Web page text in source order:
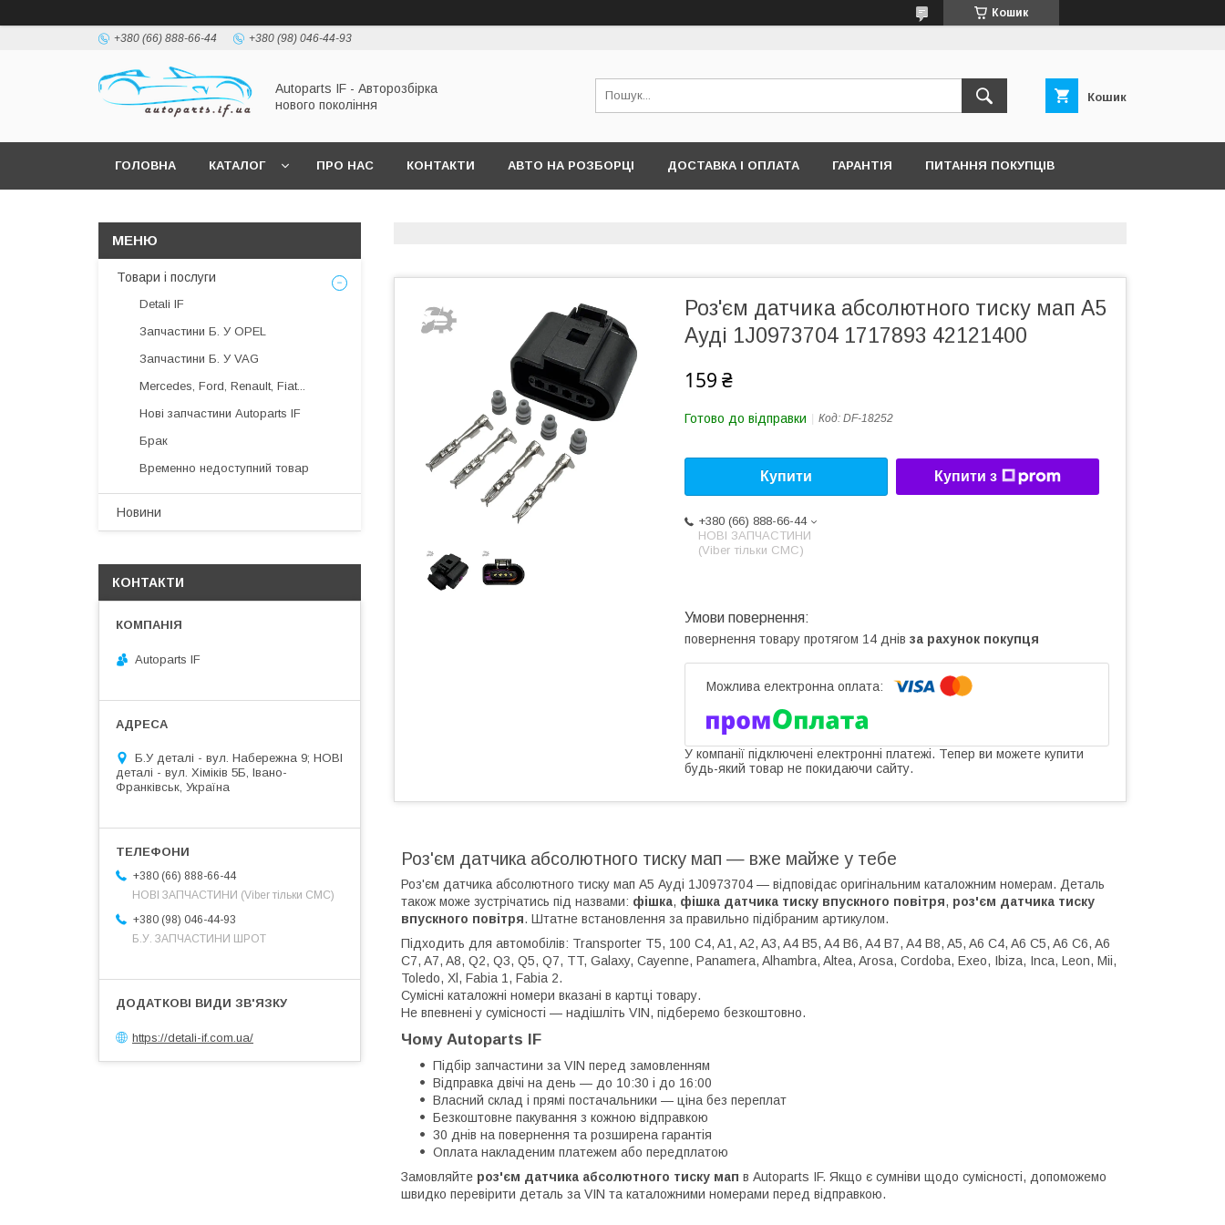
Кошик
+380 (66) 888-66-44 +380 (98) 046-44-93
Autoparts IF - Авторозбірка
нового покоління
Кошик
ГОЛОВНА КАТАЛОГ ПРО НАС КОНТАКТИ АВТО НА РОЗБОРЦІ ДОСТАВКА І ОПЛАТА ГАРАНТІЯ ПИТАННЯ ПОКУПЦІВ
Роз'єм датчика абсолютного тиску мап А5
Ауді 1J0973704 1717893 42121400
159 ₴
Готово до відправки Код: DF-18252
Купити Купити з
+380 (66) 888-66-44
НОВІ ЗАПЧАСТИНИ
(Viber тільки СМС)
повернення товару протягом 14 днів за рахунок покупця
У компанії підключені електронні платежі. Тепер ви можете купити
будь-який товар не покидаючи сайту.
Роз'єм датчика абсолютного тиску мап — вже майже у тебе
Роз'єм датчика абсолютного тиску мап А5 Ауді 1J0973704 — відповідає оригінальним каталожним номерам. Деталь
також може зустрічатись під назвами: фішка, фішка датчика тиску впускного повітря, роз'єм датчика тиску
впускного повітря. Штатне встановлення за правильно підібраним артикулом.
Підходить для автомобілів: Transporter T5, 100 C4, A1, A2, A3, A4 B5, A4 B6, A4 B7, A4 B8, A5, A6 C4, A6 C5, A6 C6, A6
C7, A7, A8, Q2, Q3, Q5, Q7, TT, Galaxy, Cayenne, Panamera, Alhambra, Altea, Arosa, Cordoba, Exeo, Ibiza, Inca, Leon, Mii,
Toledo, Xl, Fabia 1, Fabia 2.
Сумісні каталожні номери вказані в картці товару.
Не впевнені у сумісності — надішліть VIN, підберемо безкоштовно.
Чому Autoparts IF
Підбір запчастини за VIN перед замовленням
Відправка двічі на день — до 10:30 і до 16:00
Власний склад і прямі постачальники — ціна без переплат
Безкоштовне пакування з кожною відправкою
30 днів на повернення та розширена гарантія
Оплата накладеним платежем або передплатою
Замовляйте роз'єм датчика абсолютного тиску мап в Autoparts IF. Якщо є сумніви щодо сумісності, допоможемо
швидко перевірити деталь за VIN та каталожними номерами перед відправкою.
Товари і послуги
Detali IF
Запчастини Б. У OPEL
Запчастини Б. У VAG
Mercedes, Ford, Renault, Fiat...
Нові запчастини Autoparts IF
Брак
Временно недоступний товар
Новини
КОНТАКТИ
Autoparts IF
Б.У деталі - вул. Набережна 9; НОВІ
деталі - вул. Хіміків 5Б, Івано-
Франківськ, Україна
+380 (66) 888-66-44
НОВІ ЗАПЧАСТИНИ (Viber тільки СМС)
+380 (98) 046-44-93
Б.У. ЗАПЧАСТИНИ ШРОТ
https://detali-if.com.ua/